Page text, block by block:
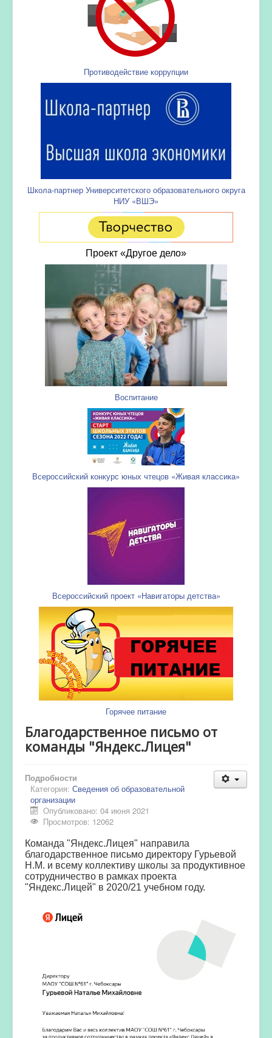
Противодействие коррупции
Школа-партнер Университетского образовательного округа
НИУ «ВШЭ»
Проект «Другое дело»
Воспитание
Всероссийский конкурс юных чтецов «Живая классика»
Всероссийский проект «Навигаторы детства»
Горячее питание
Благодарственное письмо от
команды "Яндекс.Лицея"
Подробности
Категория: Сведения об образовательной
организации
Опубликовано: 04 июня 2021
Просмотров: 12062
Команда "Яндекс.Лицея" направила
благодарственное письмо директору Гурьевой
Н.М. и всему коллективу школы за продуктивное
сотрудничество в рамках проекта
"Яндекс.Лицей" в 2020/21 учебном году.